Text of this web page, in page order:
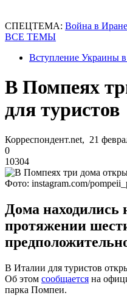
СПЕЦТЕМА: Война в Иране
ВСЕ ТЕМЫ
Вступление Украины
В Помпеях
для туристов
Корреспондент.net, 21
0
10304
Фото: instagram.com/
Дома находились
протяжении
В Италии для туристов
Об этом сообщается на
парка Помпеи.